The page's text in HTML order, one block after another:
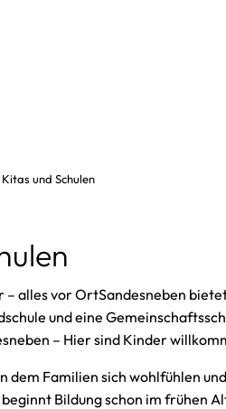
Historie
Kitas und Schulen
– alles vor OrtSandesneben
und eine
– Hier sind Kinder
dem Familien sich wohlfühlen
Bildung schon im frühen